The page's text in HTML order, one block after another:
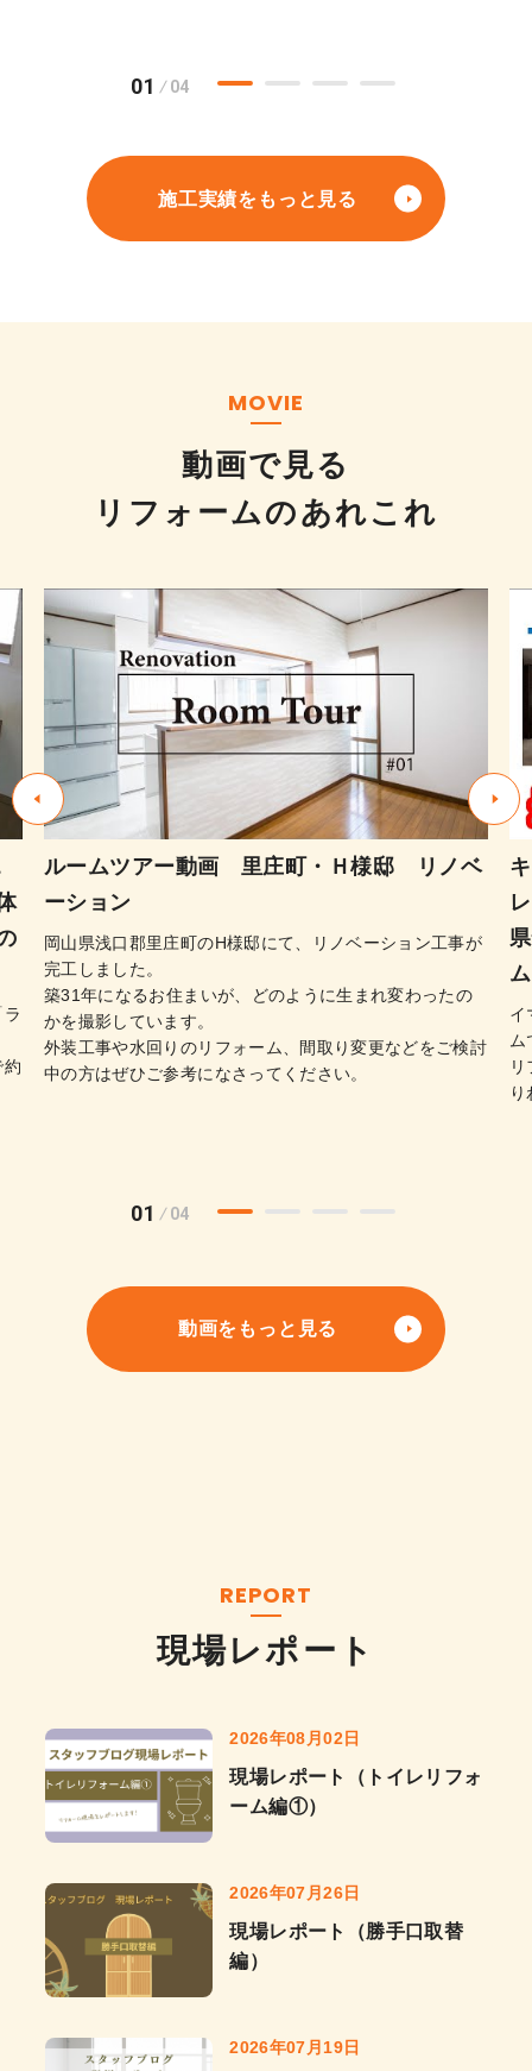
01 04
施工実績をもっと見る
MOVIE
動画で見る
リフォームのあれこれ
約
ルームツアー動画 里庄町・Ｈ様邸 リノベ
ーション
岡山県浅口郡里庄町のH様邸にて、リノベーション工事が
完工しました。
築31年になるお住まいが、どのように生まれ変わったの
かを撮影しています。
外装工事や水回りのリフォーム、間取り変更などをご検討
中の方はぜひご参考になさってください。
イ
01 04
動画をもっと見る
REPORT
現場レポート
2026年08月02日
現場レポート（トイレリフォ
ーム編①）
2026年07月26日
現場レポート（勝手口取替
編）
2026年07月19日